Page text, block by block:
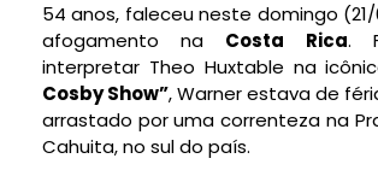
54 anos, faleceu neste domingo
afogamento na Costa Rica.
interpretar Theo Huxtable na
Cosby Show”, Warner estava de
arrastado por uma correnteza na
Cahuita, no sul do país.